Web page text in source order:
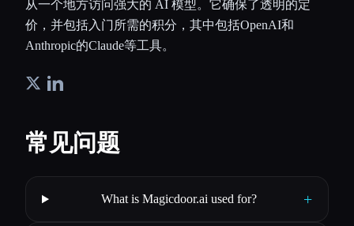
从一个地方访问强大的 AI 模型。它确保了透明的定
价，并包括入门所需的积分，其中包括OpenAI和
Anthropic的Claude等工具。
常见问题
What is Magicdoor.ai used for? +